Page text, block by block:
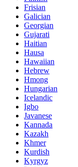
Frisian
Galician
Georgian
Gujarati
Haitian
Hausa
Hawaiian
Hebrew
Hmong
Hungarian
Icelandic
Igbo
Javanese
Kannada
Kazakh
Khmer
Kurdish
Kyrgyz